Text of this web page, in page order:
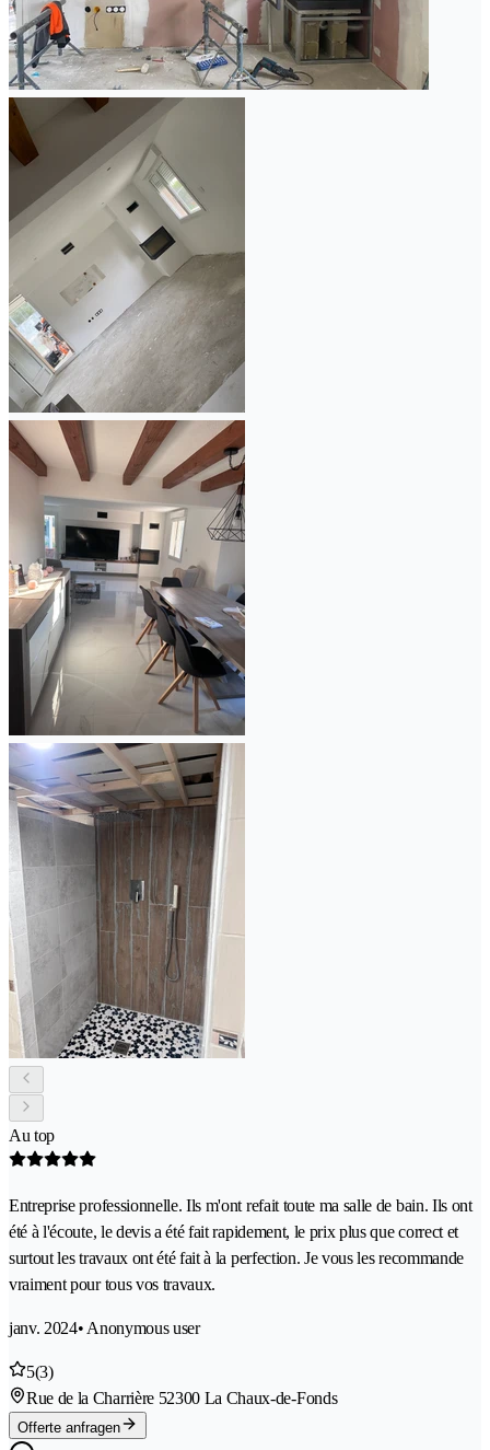
Au top
Entreprise professionnelle. Ils m'ont refait toute ma salle de bain. Ils ont
été à l'écoute, le devis a été fait rapidement, le prix plus que correct et
surtout les travaux ont été fait à la perfection. Je vous les recommande
vraiment pour tous vos travaux.
janv. 2024• Anonymous user
5(3)
Rue de la Charrière 52300 La Chaux-de-Fonds
Offerte anfragen